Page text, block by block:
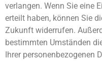
verlangen. Wenn Sie eine
erteilt haben, können Sie
Zukunft widerrufen.
bestimmten Umständen
Ihrer personenbezogenen